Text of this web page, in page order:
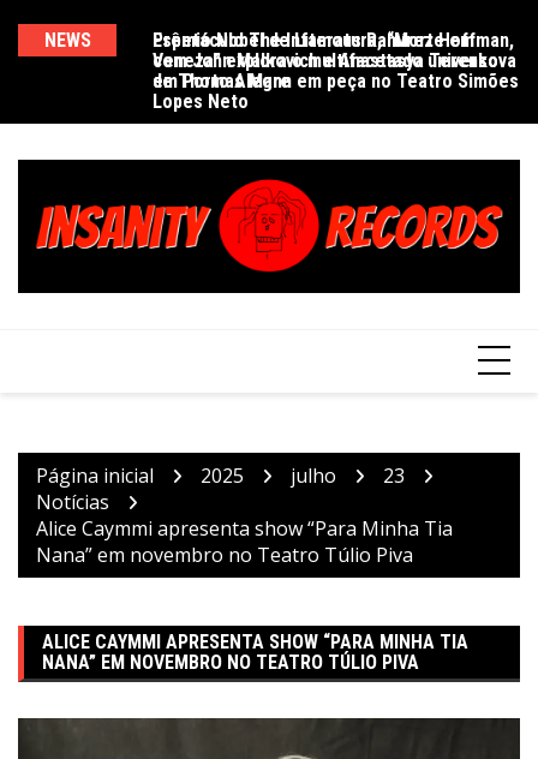
NEWS
30 anos de
Pub
Espetáculo The Infamous Ramírez Hoffman,
com John Malkovich e Anastasya Terenkova
em Porto Alegre
Prêmio Nobel de Literatura, “Morte em
Veneza” explora o multifacetado universo
de Thomas Mann em peça no Teatro Simões
Lopes Neto
Página inicial 2025 julho
23
Notícias
Alice Caymmi apresenta show “Para Minha Tia
Nana” em novembro no Teatro Túlio Piva
ALICE CAYMMI APRESENTA SHOW “PARA MINHA TIA
NANA” EM NOVEMBRO NO TEATRO TÚLIO PIVA